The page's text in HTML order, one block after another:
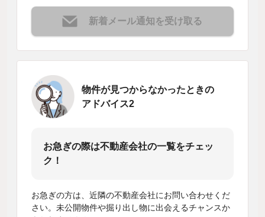
新着メール通知を受け取る
物件が見つからなかったときの
アドバイス2
お急ぎの際は不動産会社の一覧をチェッ
ク！
お急ぎの方は、近隣の不動産会社にお問い合わせくだ
さい。未公開物件や掘り出し物に出会えるチャンスか